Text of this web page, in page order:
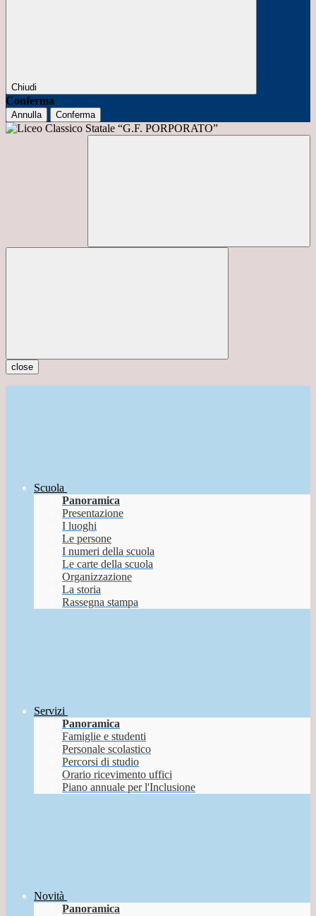
Chiudi
Conferma
Annulla Conferma
close
Scuola
Panoramica
Presentazione
I luoghi
Le persone
I numeri della scuola
Le carte della scuola
Organizzazione
La storia
Rassegna stampa
Servizi
Panoramica
Famiglie e studenti
Personale scolastico
Percorsi di studio
Orario ricevimento uffici
Piano annuale per l'Inclusione
Novità
Panoramica